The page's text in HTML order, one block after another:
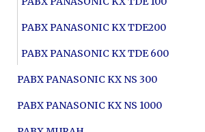
PABX PANASONIC KX TDE200
PABX PANASONIC KX TDE 600
PABX PANASONIC KX NS 300
PABX PANASONIC KX NS 1000